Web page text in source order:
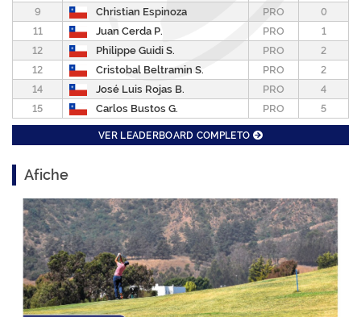
9
Christian Espinoza PRO
0
11
Juan Cerda P. PRO
1
12
Philippe Guidi S. PRO
2
12
Cristobal Beltramin S. PRO
2
14
José Luis Rojas B. PRO
4
15
Carlos Bustos G. PRO 5
VER LEADERBOARD COMPLETO
Afiche